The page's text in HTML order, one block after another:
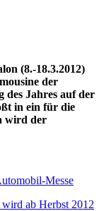
(8.-18.3.2012)
der
des Jahres auf der
in ein für die
wird der